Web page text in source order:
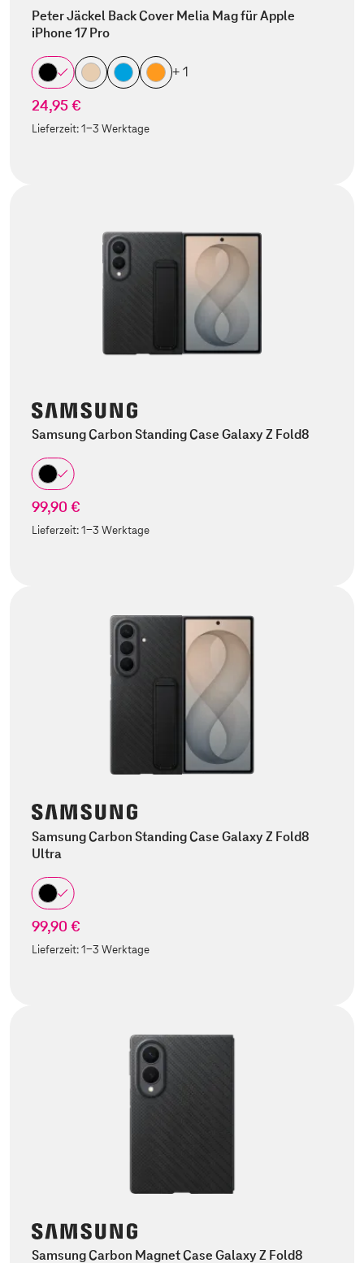
Peter Jäckel Back Cover Melia Mag für Apple
iPhone 17 Pro
+ 1
24,95 €
Lieferzeit:1-3 Werktage
Samsung Carbon Standing Case Galaxy Z Fold8
99,90 €
Lieferzeit:1-3 Werktage
Samsung Carbon Standing Case Galaxy Z Fold8
Ultra
99,90 €
Lieferzeit:1-3 Werktage
Samsung Carbon Magnet Case Galaxy Z Fold8